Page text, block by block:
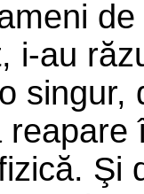
i-au
Şi